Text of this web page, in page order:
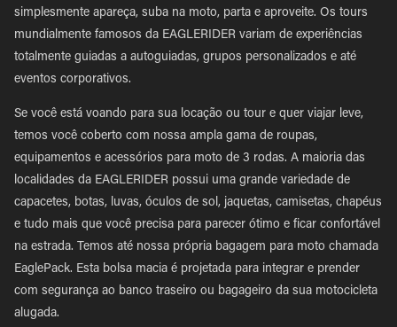
simplesmente apareça, suba na moto, parta e aproveite. Os tours
mundialmente famosos da EAGLERIDER variam de experiências
totalmente guiadas a autoguiadas, grupos personalizados e até
eventos corporativos.
Se você está voando para sua locação ou tour e quer viajar leve,
temos você coberto com nossa ampla gama de roupas,
equipamentos e acessórios para moto de 3 rodas. A maioria das
localidades da EAGLERIDER possui uma grande variedade de
capacetes, botas, luvas, óculos de sol, jaquetas, camisetas, chapéus
e tudo mais que você precisa para parecer ótimo e ficar confortável
na estrada. Temos até nossa própria bagagem para moto chamada
EaglePack. Esta bolsa macia é projetada para integrar e prender
com segurança ao banco traseiro ou bagageiro da sua motocicleta
alugada.